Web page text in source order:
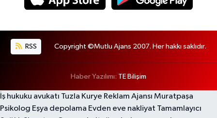
RSS Copyright ©Mutlu Ajans 2007. Her hakkı saklıdır.
Haber Yazılımı: TE Bilişim
İş hukuku avukatı Tuzla Kurye Reklam Ajansı Muratpaşa
Psikolog Eşya depolama Evden eve nakliyat Tamamlayıcı